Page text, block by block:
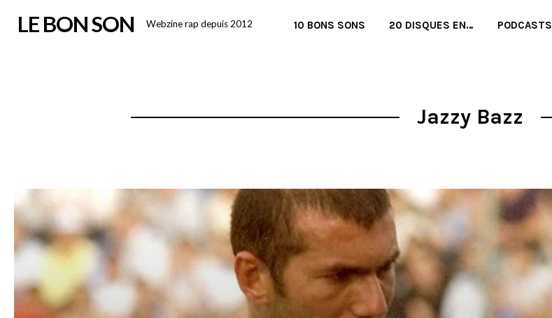
LE BON SON Webzine rap depuis 2012 10 BONS SONS 20 DISQUES EN… PODCASTS
Jazzy Bazz